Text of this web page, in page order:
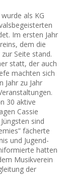
als KG
Im ersten Jahr
dem die
Seite stand.
statt, der auch
machten sich
Jahr zu Jahr
30 aktive
Cassie
sind
fächerte
und Jugend-
hatten
Musikverein
der